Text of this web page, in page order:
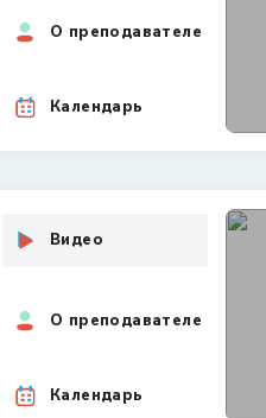
О преподавателе
Календарь
Видео
О преподавателе
Календарь